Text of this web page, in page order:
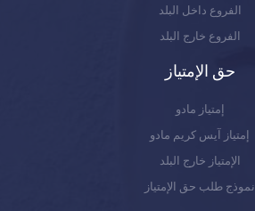
الفروع داخل البلد
الفروع خارج البلد
حق الإمتياز
إمتياز مادو
إمتياز آيس كريم مادو
الإمتياز خارج البلد
نموذج طلب حق الإمتياز